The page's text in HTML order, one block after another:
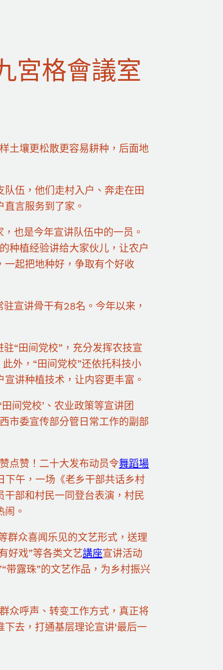
宮格會議室
土壤更松散更容易耕种，后面地
伍，他们走村入户、奔走在田
言服务到了家。
也是今年宣讲队伍中的一员。
种植经验讲给大家伙儿，让农户
一起把地种好，争取有个好收
宣讲骨干有28名。今年以来，
“田间党校”，充分发挥农技宣
外，“田间党校”还依托科技小
讲种植技术，让内容更丰富。
田间党校’、农业政策等宣讲团
市委宣传部分管日常工作的副部
点赞！二十大发布动员令舞蹈場
下午，一场《老乡干部共话乡村
部和村民一同登台表演，村民
。
群众喜闻乐见的文艺形式，送理
好戏”等各类文艺講座宣讲活动
带露珠”的文艺作品，为乡村振兴
众呼声、转变工作方式，真正将
去，打通基层理论宣讲‘最后一